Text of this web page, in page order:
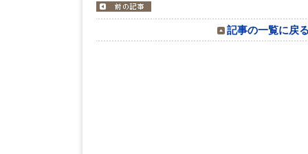
記事の一覧に戻